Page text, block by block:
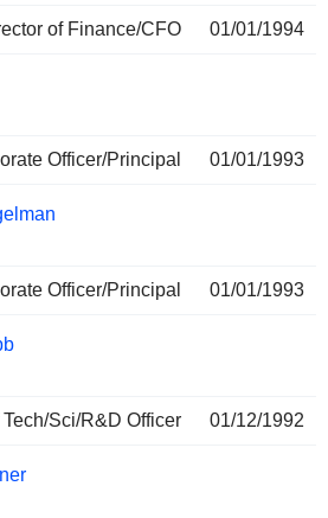
of Finance/CFO 01/01/1994
Officer/Principal 01/01/1993
Officer/Principal 01/01/1993
Sci/R&D Officer 01/12/1992